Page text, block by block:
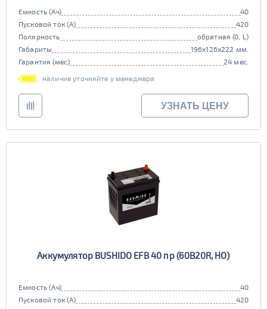
Емкость (Ач)
40
Пусковой ток (А)
420
Полярность
обратная (0, L)
Габариты
196x126x222 мм.
Гарантия (мес)
24 мес.
наличие уточняйте у менеджера
УЗНАТЬ ЦЕНУ
Аккумулятор BUSHIDO EFB 40 пр (60B20R, HO)
Емкость (Ач)
40
Пусковой ток (А)
420